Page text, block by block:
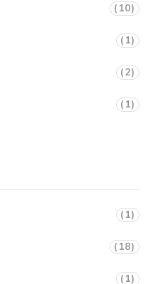
(10)
(1)
(2)
(1)
(1)
(18)
(1)